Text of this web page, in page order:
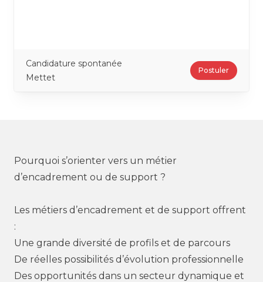
Candidature spontanée
Mettet
Postuler
Pourquoi s’orienter vers un métier
d’encadrement ou de support ?
Les métiers d’encadrement et de support offrent
:
Une grande diversité de profils et de parcours
De réelles possibilités d’évolution professionnelle
Des opportunités dans un secteur dynamique et